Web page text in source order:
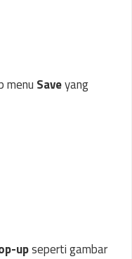
menu Saveyang
upseperti gambar